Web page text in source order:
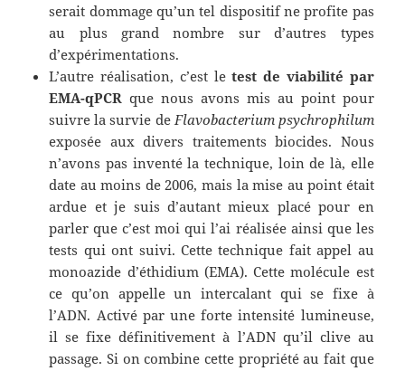
serait dommage qu’un tel dispositif ne profite pas
au plus grand nombre sur d’autres types
d’expérimentations.
L’autre réalisation, c’est letest de viabilité par
EMA-qPCR que nous avons mis au point pour
suivre la survie de Flavobacterium psychrophilum
exposée aux divers traitements biocides. Nous
n’avons pas inventé la technique, loin de là, elle
date au moins de 2006, mais la mise au point était
ardue et je suis d’autant mieux placé pour en
parler que c’est moi qui l’ai réalisée ainsi que les
tests qui ont suivi. Cette technique fait appel au
monoazide d’éthidium (EMA). Cette molécule est
ce qu’on appelle un intercalant qui se fixe à
l’ADN. Activé par une forte intensité lumineuse,
il se fixe définitivement à l’ADN qu’il clive au
passage. Si on combine cette propriété au fait que